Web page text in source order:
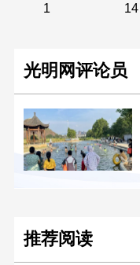
1
14
光明网评论员
推荐阅读